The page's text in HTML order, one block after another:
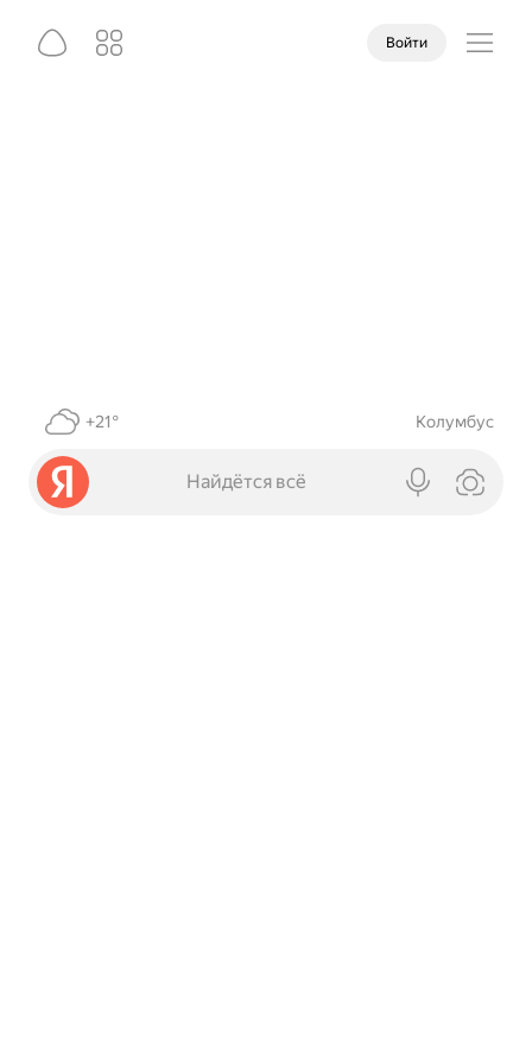
Войти
+21° Колумбус
Найдётся всё